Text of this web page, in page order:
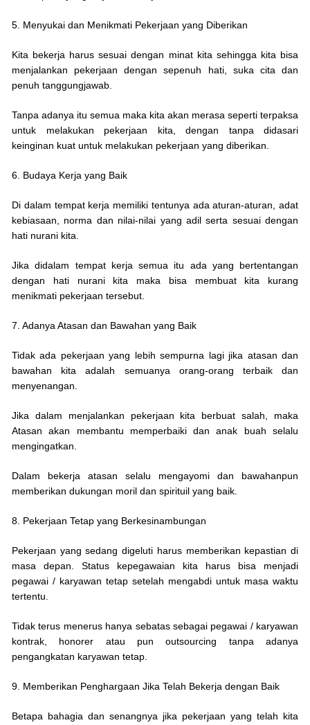
5. Menyukai dan Menikmati Pekerjaan yang Diberikan
Kita bekerja harus sesuai dengan minat kita sehingga kita bisa
menjalankan pekerjaan dengan sepenuh hati, suka cita dan
penuh tanggungjawab.
Tanpa adanya itu semua maka kita akan merasa seperti terpaksa
untuk melakukan pekerjaan kita, dengan tanpa didasari
keinginan kuat untuk melakukan pekerjaan yang diberikan.
6. Budaya Kerja yang Baik
Di dalam tempat kerja memiliki tentunya ada aturan-aturan, adat
kebiasaan, norma dan nilai-nilai yang adil serta sesuai dengan
hati nurani kita.
Jika didalam tempat kerja semua itu ada yang bertentangan
dengan hati nurani kita maka bisa membuat kita kurang
menikmati pekerjaan tersebut.
7. Adanya Atasan dan Bawahan yang Baik
Tidak ada pekerjaan yang lebih sempurna lagi jika atasan dan
bawahan kita adalah semuanya orang-orang terbaik dan
menyenangan.
Jika dalam menjalankan pekerjaan kita berbuat salah, maka
Atasan akan membantu memperbaiki dan anak buah selalu
mengingatkan.
Dalam bekerja atasan selalu mengayomi dan bawahanpun
memberikan dukungan moril dan spirituil yang baik.
8. Pekerjaan Tetap yang Berkesinambungan
Pekerjaan yang sedang digeluti harus memberikan kepastian di
masa depan. Status kepegawaian kita harus bisa menjadi
pegawai / karyawan tetap setelah mengabdi untuk masa waktu
tertentu.
Tidak terus menerus hanya sebatas sebagai pegawai / karyawan
kontrak, honorer atau pun outsourcing tanpa adanya
pengangkatan karyawan tetap.
9. Memberikan Penghargaan Jika Telah Bekerja dengan Baik
Betapa bahagia dan senangnya jika pekerjaan yang telah kita